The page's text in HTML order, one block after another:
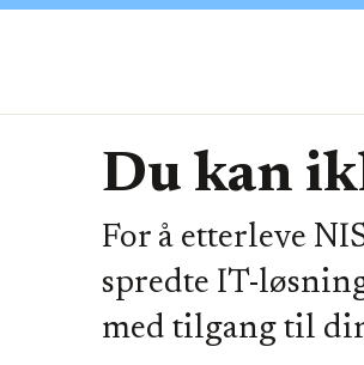
Du kan
For å etterleve
spredte IT-
med tilgang til